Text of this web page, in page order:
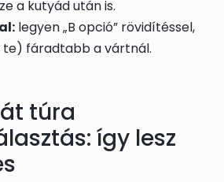
a kutyád után is.
legyen „B opció” rövidítéssel,
te) fáradtabb a vártnál.
túra
így lesz